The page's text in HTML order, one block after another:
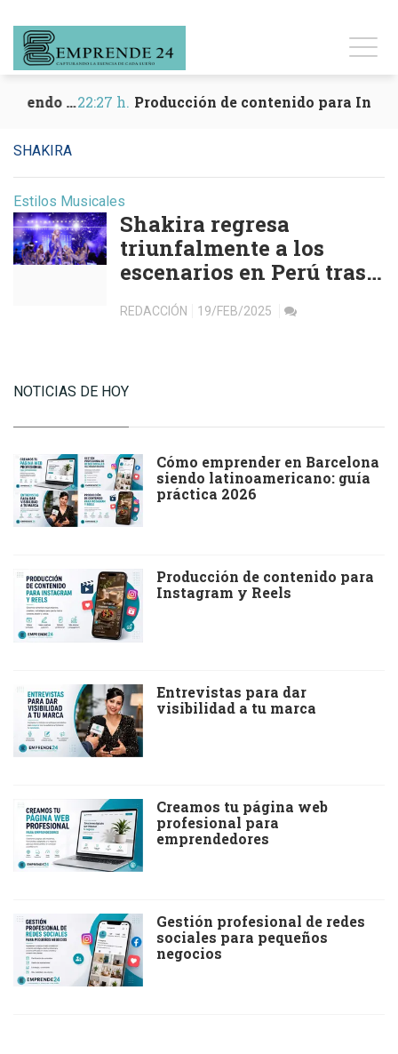
Cómo emprender en Barcelona siendo latinoamericano: guía práctica 202622:27 h.
SHAKIRA
Estilos Musicales
Shakira regresa
triunfalmente a los
escenarios en Perú tras
pausa médica
REDACCIÓN 19/FEB/2025
NOTICIAS DE HOY
Cómo emprender en Barcelona
siendo latinoamericano: guía
práctica 2026
Producción de contenido para
Instagram y Reels
Entrevistas para dar
visibilidad a tu marca
Creamos tu página web
profesional para
emprendedores
Gestión profesional de redes
sociales para pequeños
negocios